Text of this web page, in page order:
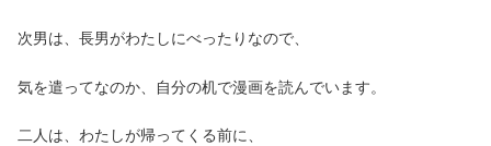
次男は、長男がわたしにべったりなので、
気を遣ってなのか、自分の机で漫画を読んでいます。
二人は、わたしが帰ってくる前に、